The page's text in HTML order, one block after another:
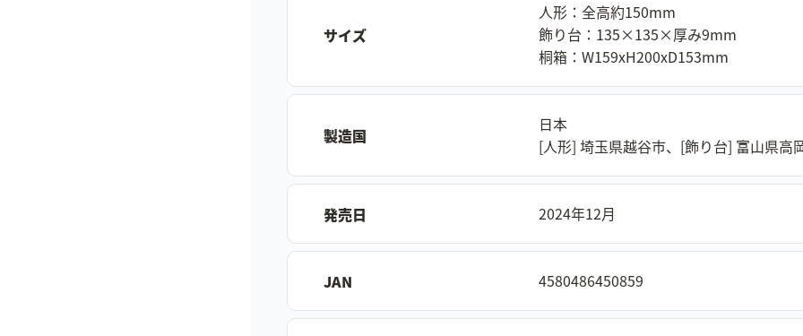
サイズ
人形：全高約150mm
飾り台：135×135×厚み9mm
桐箱：W159xH200xD153mm
製造国
日本
[人形] 埼玉県越谷市、[飾り台] 富山県高
発売日 2024年12月
JAN 4580486450859